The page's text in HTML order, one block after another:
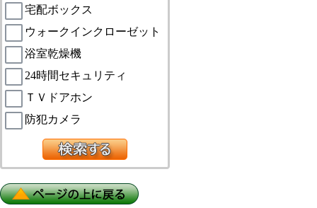
宅配ボックス
ウォークインクローゼット
浴室乾燥機
24時間セキュリティ
ＴＶドアホン
防犯カメラ